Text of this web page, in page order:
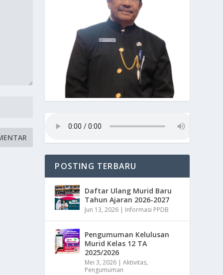
POSTING TERBARU
Daftar Ulang Murid Baru
Tahun Ajaran 2026-2027
Jun 13, 2026 | Informasi PPDB
Pengumuman Kelulusan
Murid Kelas 12 TA
2025/2026
Mei 3, 2026 |Aktivitas,
Pengumuman